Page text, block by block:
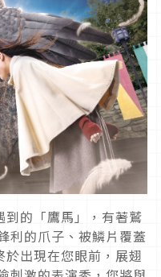
的「鷹馬」，有著鷲
利的爪子、被鱗片覆蓋
出現在您眼前，展翅